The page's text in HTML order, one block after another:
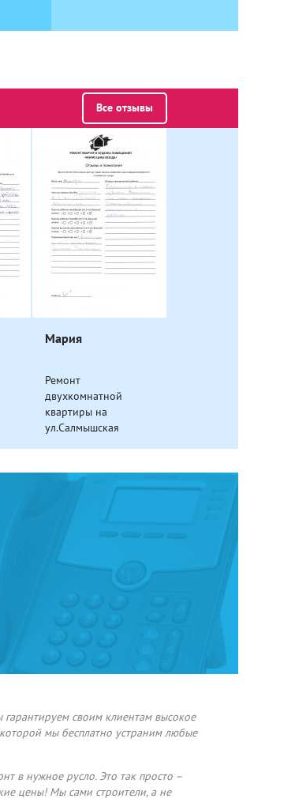
Все отзывы
Мария
Ремонт
двухкомнатной
квартиры на
ул.Салмышская
своим клиентам высокое
мы бесплатно устраним любые
в нужное русло. Это так просто –
цены! Мы сами строители, а не